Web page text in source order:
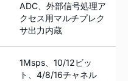
ADC、外部信号処理ア
クセス用マルチプレク
サ出力内蔵
1Msps、10/12ビッ
ト、4/8/16チャネル